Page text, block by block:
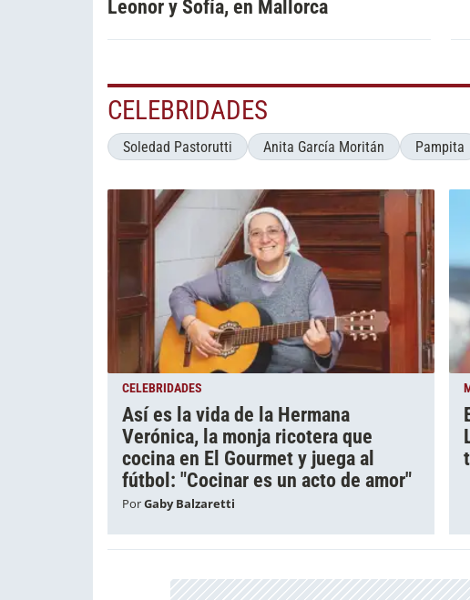
Leonor y Sofía, en Mallorca
CELEBRIDADES
Soledad Pastorutti Anita García Moritán Pampita
CELEBRIDADES
Así es la vida de la Hermana
Verónica, la monja ricotera que
cocina en El Gourmet y juega al
fútbol: "Cocinar es un acto de amor"
PorGaby Balzaretti